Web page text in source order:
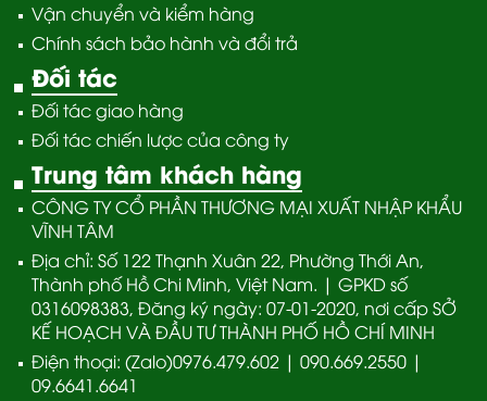
Vận chuyển và kiểm hàng
Chính sách bảo hành và đổi trả
Đối tác
Đối tác giao hàng
Đối tác chiến lược của công ty
Trung tâm khách hàng
CÔNG TY CỔ PHẦN THƯƠNG MẠI XUẤT NHẬP KHẨU
VĨNH TÂM
Địa chỉ: Số 122 Thạnh Xuân 22, Phường Thới An,
Thành phố Hồ Chi Minh, Việt Nam. | GPKD số
0316098383, Đăng ký ngày: 07-01-2020, nơi cấp SỞ
KẾ HOẠCH VÀ ĐẦU TƯ THÀNH PHỐ HỒ CHÍ MINH
Điện thoại: (Zalo)0976.479.602 | 090.669.2550 |
09.6641.6641